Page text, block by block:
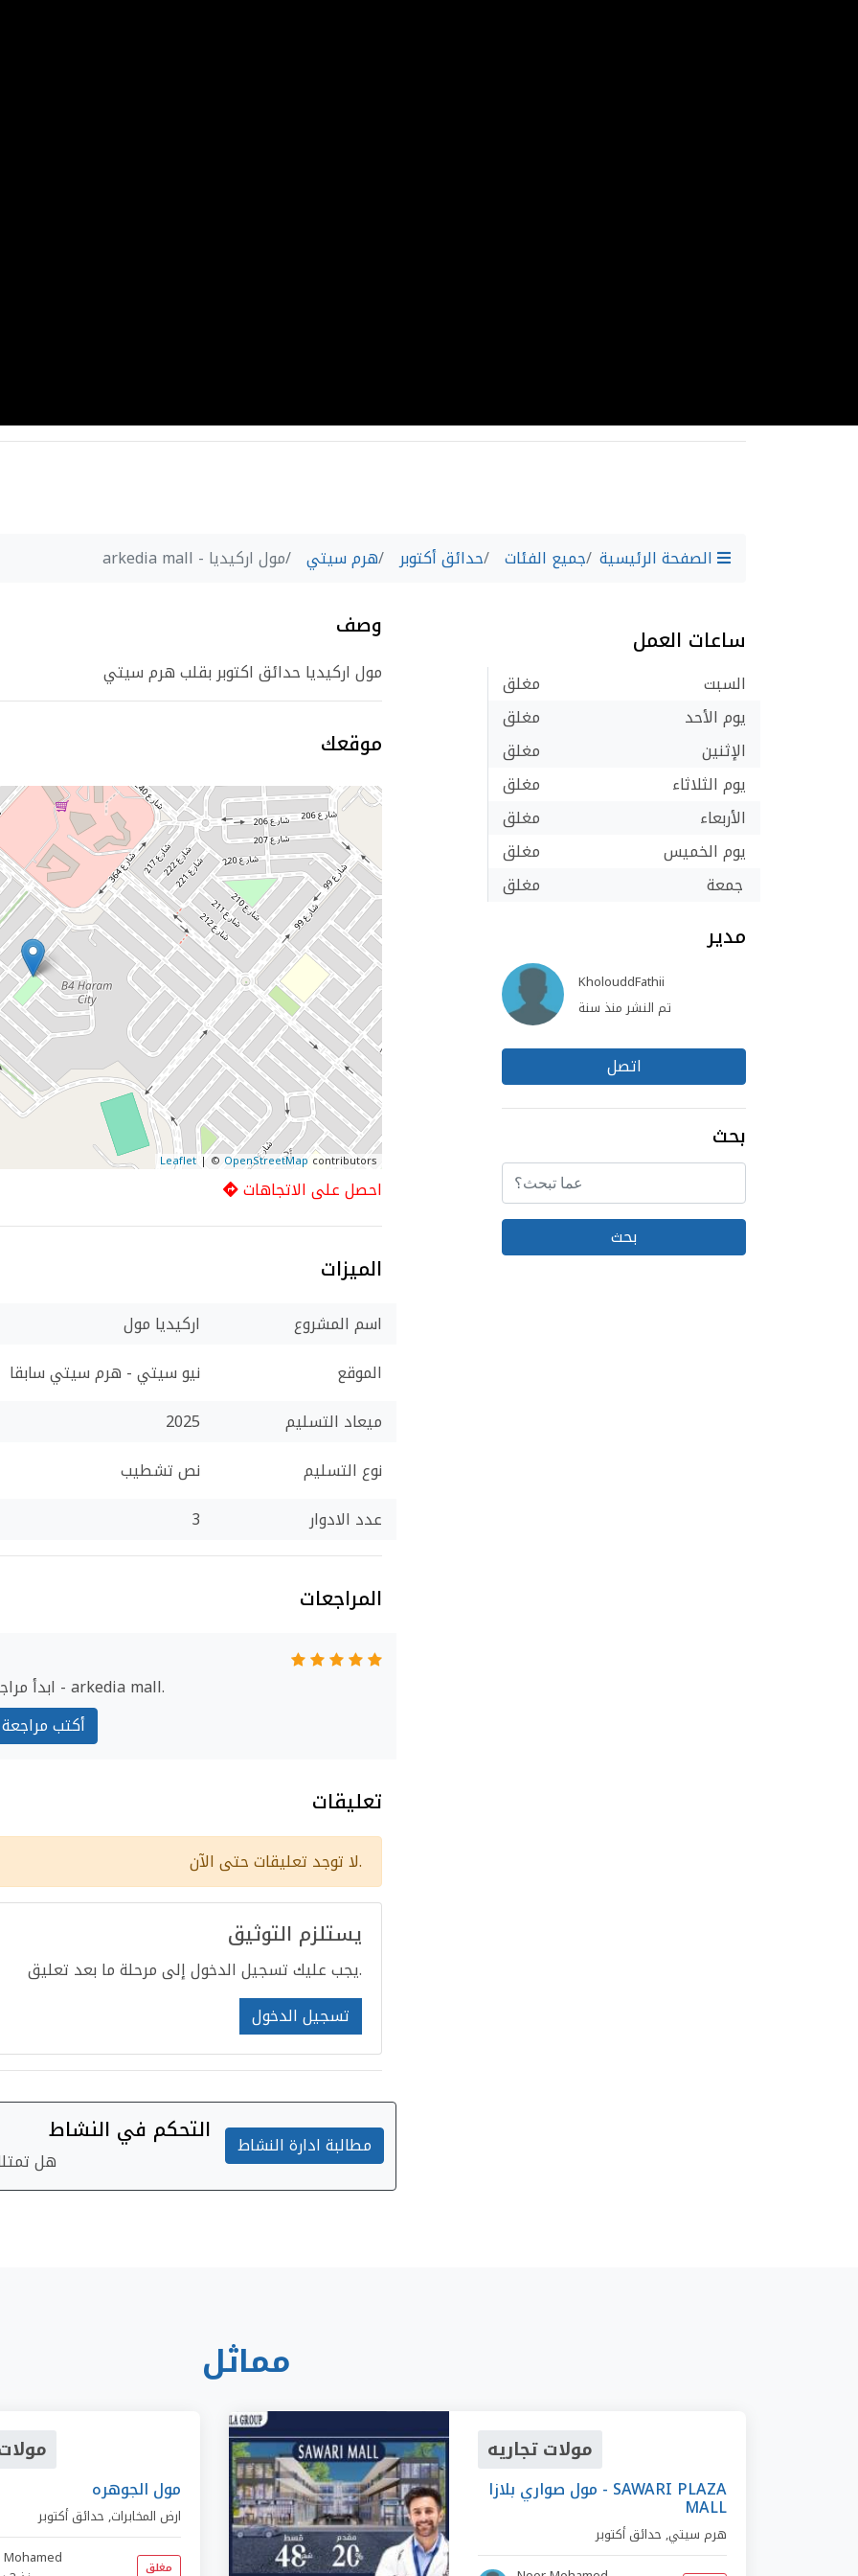
الصفحة الرئيسية جميع الفئات حدائق أكتوبر هرم سيتي مول اركيديا - arkedia mall
وصف
مول اركيديا حدائق اكتوبر بقلب هرم سيتي
موقعك
Leaflet| ©OpenStreetMapcontributors
احصل على الاتجاهات
الميزات
اسم المشروع
اركيديا مول
الموقع
نيو سيتي - هرم سيتي سابقا
ميعاد التسليم
2025
نوع التسليم
نص تشطيب
عدد الادوار
3
المراجعات
ابدأ مراجعة مول اركيديا - arkedia mall.
أكتب مراجعة
تعليقات
لا توجد تعليقات حتى الآن.
يستلزم التوثيق
يجب عليك تسجيل الدخول إلى مرحلة ما بعد تعليق.
تسجيل الدخول
التحكم في النشاط
هل
مطالبة ادارة النشاط
ساعات العمل
السبت
مغلق
يوم الأحد
مغلق
الإثنين
مغلق
يوم الثلاثاء
مغلق
الأربعاء
مغلق
يوم الخميس
مغلق
جمعة
مغلق
مدير
KholouddFathii
تم النشر منذ سنة
اتصل
بحث
مماثل
مول الجوهره
ارض المخابرات, حدائق أكتوبر
مغلق
مولات تجاريه
مول صواري بلازا - SAWARI PLAZA
MALL
هرم سيتي, حدائق أكتوبر